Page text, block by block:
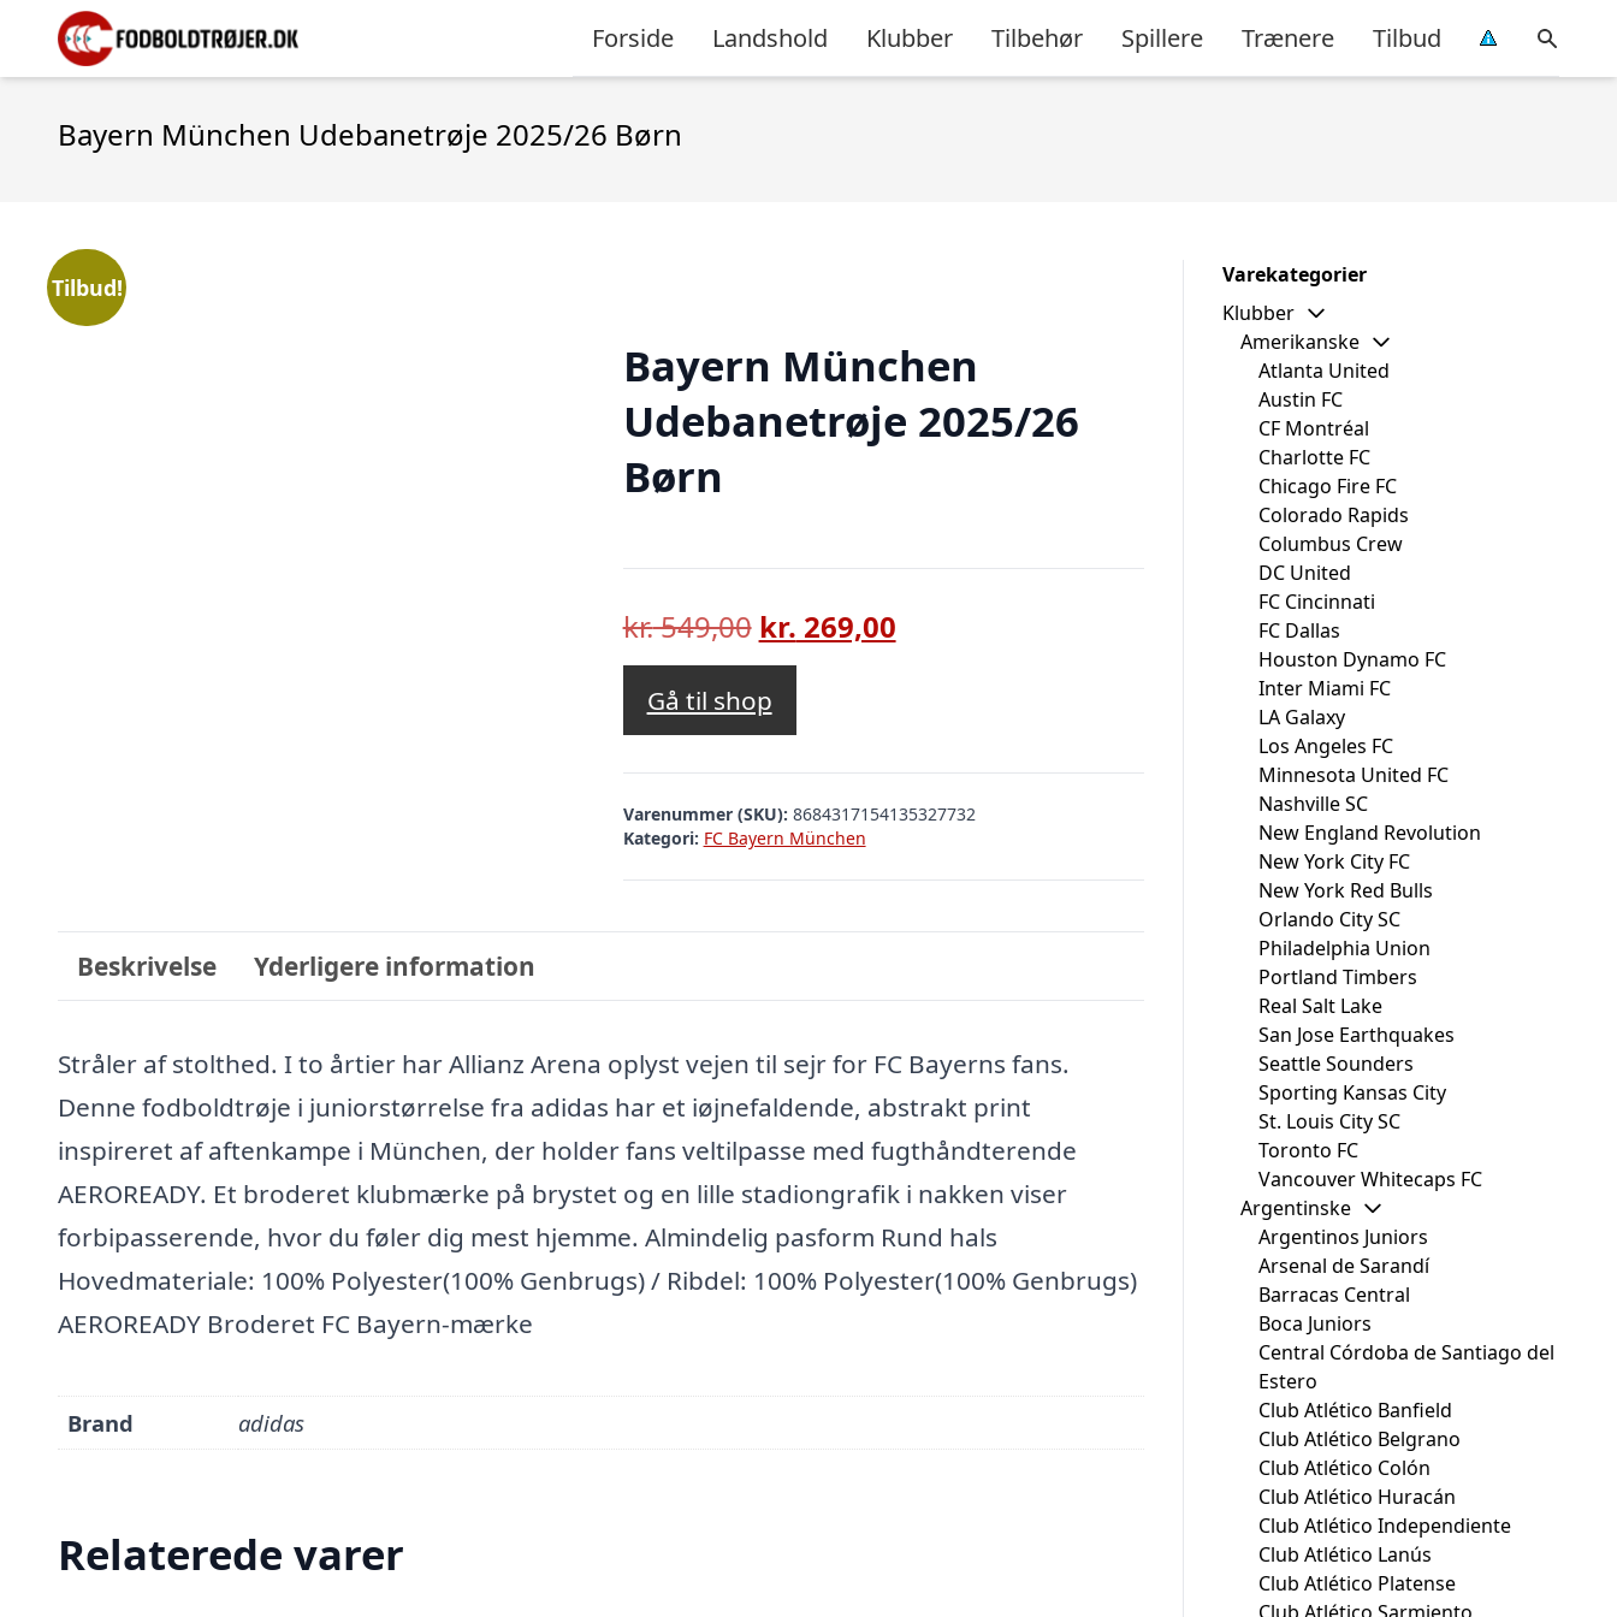
Forside Landshold Klubber Tilbehør Spillere Trænere Tilbud
Bayern München Udebanetrøje 2025/26 Børn
Tilbud!
Bayern München
Udebanetrøje 2025/26
Børn
kr.549,00 Den
oprindelige
pris
var:
kr. 549,00.
kr. 269,00Den
kr. 269,00.
Gå til shop
Varenummer (SKU): 8684317154135327732
Kategori: FC Bayern München
Beskrivelse Yderligere information
Stråler af stolthed. I to årtier har Allianz Arena oplyst vejen til sejr for FC Bayerns fans.
Denne fodboldtrøje i juniorstørrelse fra adidas har et iøjnefaldende, abstrakt print
inspireret af aftenkampe i München, der holder fans veltilpasse med fugthåndterende
AEROREADY. Et broderet klubmærke på brystet og en lille stadiongrafik i nakken viser
forbipasserende, hvor du føler dig mest hjemme. Almindelig pasform Rund hals
Hovedmateriale: 100% Polyester(100% Genbrugs) / Ribdel: 100% Polyester(100% Genbrugs)
AEROREADY Broderet FC Bayern-mærke
Brand adidas
Relaterede varer
Varekategorier
Klubber
Amerikanske
Atlanta United
Austin FC
CF Montréal
Charlotte FC
Chicago Fire FC
Colorado Rapids
Columbus Crew
DC United
FC Cincinnati
FC Dallas
Houston Dynamo FC
Inter Miami FC
LA Galaxy
Los Angeles FC
Minnesota United FC
Nashville SC
New England Revolution
New York City FC
New York Red Bulls
Orlando City SC
Philadelphia Union
Portland Timbers
Real Salt Lake
San Jose Earthquakes
Seattle Sounders
Sporting Kansas City
St. Louis City SC
Toronto FC
Vancouver Whitecaps FC
Argentinske
Argentinos Juniors
Arsenal de Sarandí
Barracas Central
Boca Juniors
Central Córdoba de Santiago del
Estero
Club Atlético Banfield
Club Atlético Belgrano
Club Atlético Colón
Club Atlético Huracán
Club Atlético Independiente
Club Atlético Lanús
Club Atlético Platense